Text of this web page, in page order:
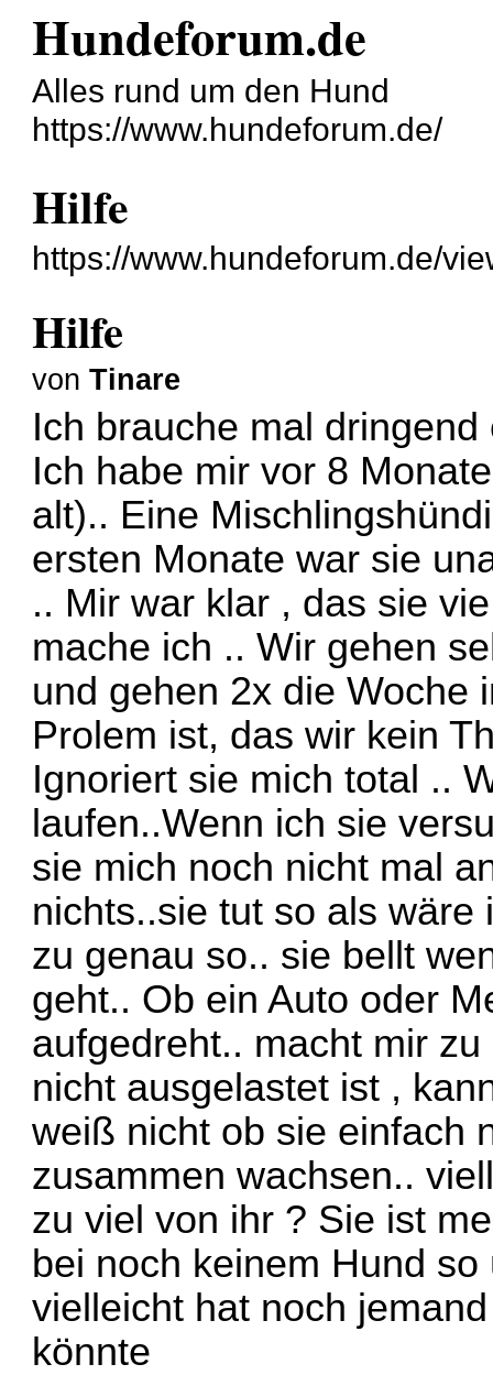
Hundeforum.de
Alles rund um den Hund
https://www.hundeforum.de/
Hilfe
https://www.hundeforum.de/
Hilfe
vonTinare
Ich brauche mal dringend
Ich habe mir vor 8
alt).. Eine
ersten Monate war sie
.. Mir war klar , das sie
mache ich .. Wir gehen
und gehen 2x die Woche
Prolem ist, das wir kein
Ignoriert sie mich total ..
laufen..Wenn ich sie
sie mich noch nicht mal
nichts..sie tut so als
zu genau so.. sie bellt
geht.. Ob ein Auto oder
aufgedreht.. macht mir
nicht ausgelastet ist ,
weiß nicht ob sie einfach
zusammen wachsen..
zu viel von ihr ? Sie ist
bei noch keinem Hund
vielleicht hat noch
könnte